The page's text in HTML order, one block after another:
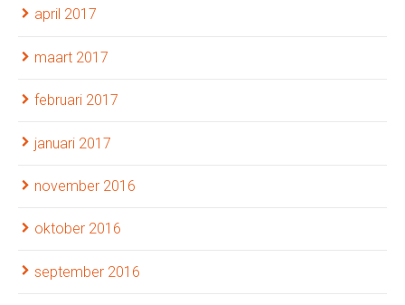
april 2017
maart 2017
februari 2017
januari 2017
november 2016
oktober 2016
september 2016